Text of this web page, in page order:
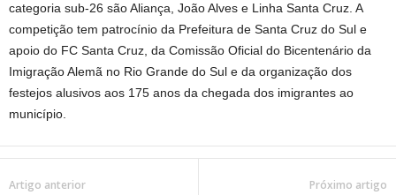
categoria sub-26 são Aliança, João Alves e Linha Santa Cruz. A
competição tem patrocínio da Prefeitura de Santa Cruz do Sul e
apoio do FC Santa Cruz, da Comissão Oficial do Bicentenário da
Imigração Alemã no Rio Grande do Sul e da organização dos
festejos alusivos aos 175 anos da chegada dos imigrantes ao
município.
Artigo anterior Próximo artigo